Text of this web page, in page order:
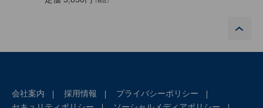
会社案内 採用情報
プライバシーポリシー